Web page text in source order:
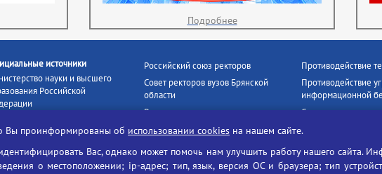
Подробнее
источники
науки и высшего
Российской
«Российское
окно информационных
Российский союз ректоров
Совет ректоров вузов Брянской
области
Росстудцентр
Наши партнёры
Портал «Русский язык»
Противодействие
Противодействие
информационной
Социальные ролики
БГУ против
Вы проинформированы об использовании cookies на нашем сайте.
Вас, однако может помочь нам улучшить работу нашего сайта.
о местоположении; ip-адрес; тип, язык, версия ОС и браузера; тип